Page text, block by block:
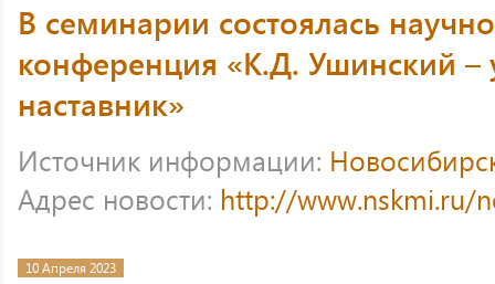
В семинарии состоялась
конференция «К.Д. Ушинский –
наставник»
Источник информации:
Адрес новости: http://www.nskmi.ru/
10 Апреля 2023